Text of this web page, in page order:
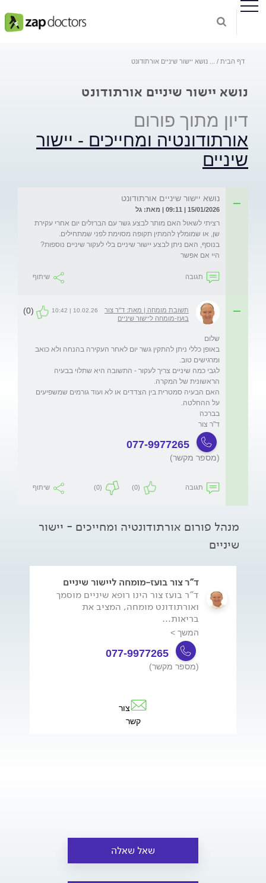
דף הבית נושא יישור שיניים אורתודונט
נושא יישור שיניים אורתודונט
דיון מתוך פורום
אורתודונטיה ומחייכים - יישור
שיניים
נושא יישור שיניים אורתודונט
15/01/2026 | 09:11 | מאת: גל
רציתי לשאול האם מותר לבצע גשר עם הברזלים יום אחרי עקירת
בנוסף, האם ניתן לבצע יישור שיניים בלי לעקור שיניים נוספות?
היי אם אפשר
תגובה שיתוף
תשובת מומחה | מאת: ד"ר צור
בועז-מומחה ליישור שיניים
10.02.26 | 10:42
(0)
באופן כללי ניתן להתקין גשר יום לאחר העקירה בהנחה ולא כואב
לגבי כמה שיניים צריך לעקור - התשובה היא שתלוי בבעיה
האם הבעיה סמטרית בין הצדדים או לא ועוד גורמים שמשפיעים
ד"ר צור
077-9977265
(מספר מקשר)
תגובה (0)
(0) שיתוף
מנהל פורום אורתודונטיה ומחייכים - יישור
שיניים
ד"ר צור בועז-מומחה ליישור שיניים
ד"ר בועז צור הינו רופא שיניים מוסמך
ואורתודונט מומחה, המציב את
בריאות...
המשך >
077-9977265
(מספר מקשר)
צור
קשר
שאל שאלה